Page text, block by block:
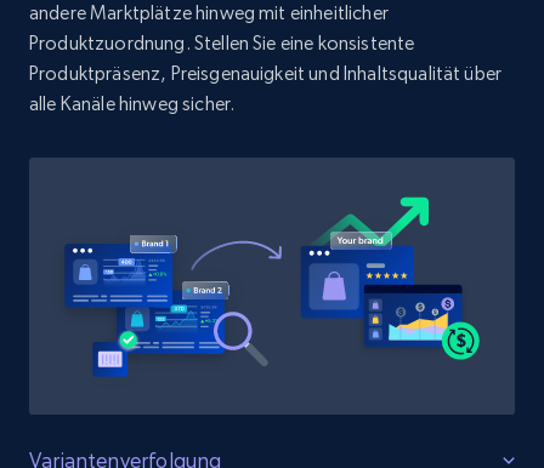
1.3K+ 175+ Jetzt anfangen
URL, Product id, Title, Product description,
Rating, Reviews count, Initial price, Discount,
and more.
1.3K+ 175+ Jetzt anfangen
andere Marktplätze hinweg mit einheitlicher
Produktzuordnung. Stellen Sie eine konsistente
Produktpräsenz, Preisgenauigkeit und Inhaltsqualität über
alle Kanäle hinweg sicher.
Variantenverfolgung